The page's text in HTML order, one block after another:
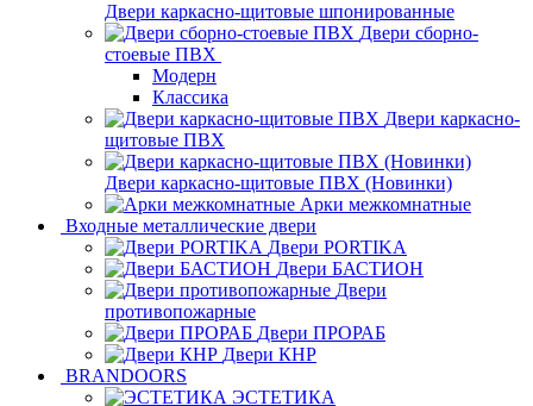
Двери каркасно-щитовые шпонированные
Двери сборно-
стоевые ПВХ
Модерн
Классика
Двери каркасно-
щитовые ПВХ
Двери каркасно-щитовые ПВХ (Новинки)
Арки межкомнатные
Входные металлические двери
Двери PORTIKA
Двери БАСТИОН
Двери
противопожарные
Двери ПРОРАБ
Двери КНР
BRANDOORS
ЭСТЕТИКА